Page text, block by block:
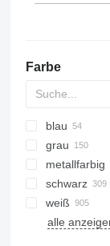
Farbe
blau
grau
metallfarbig
schwarz
weiß
alle